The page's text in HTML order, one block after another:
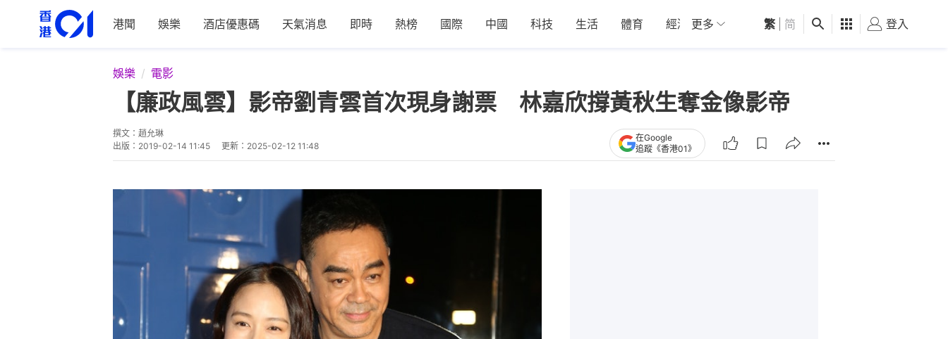
港聞 娛樂 酒店優惠碼 天氣消息 即時 熱榜 國際 中國 科技 生活 體育 經濟 01深圳 觀點 健康 好食玩飛
更多 繁 简 登入
娛樂 電影
【廉政風雲】影帝劉青雲首次現身謝票 林嘉欣撐黃秋生奪金像影帝
撰文： 趙允琳
出版： 2019-02-14 11:45 更新： 2025-02-12 11:48
在Google
追蹤《香港01》